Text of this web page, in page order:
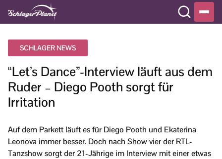
SCHLAGER NEWS
“Let’s Dance”-Interview läuft aus dem
Ruder – Diego Pooth sorgt für
Irritation
Auf dem Parkett läuft es für Diego Pooth und Ekaterina
Leonova immer besser. Doch nach Show vier der RTL-
Tanzshow sorgt der 21-Jährige im Interview mit einer etwas